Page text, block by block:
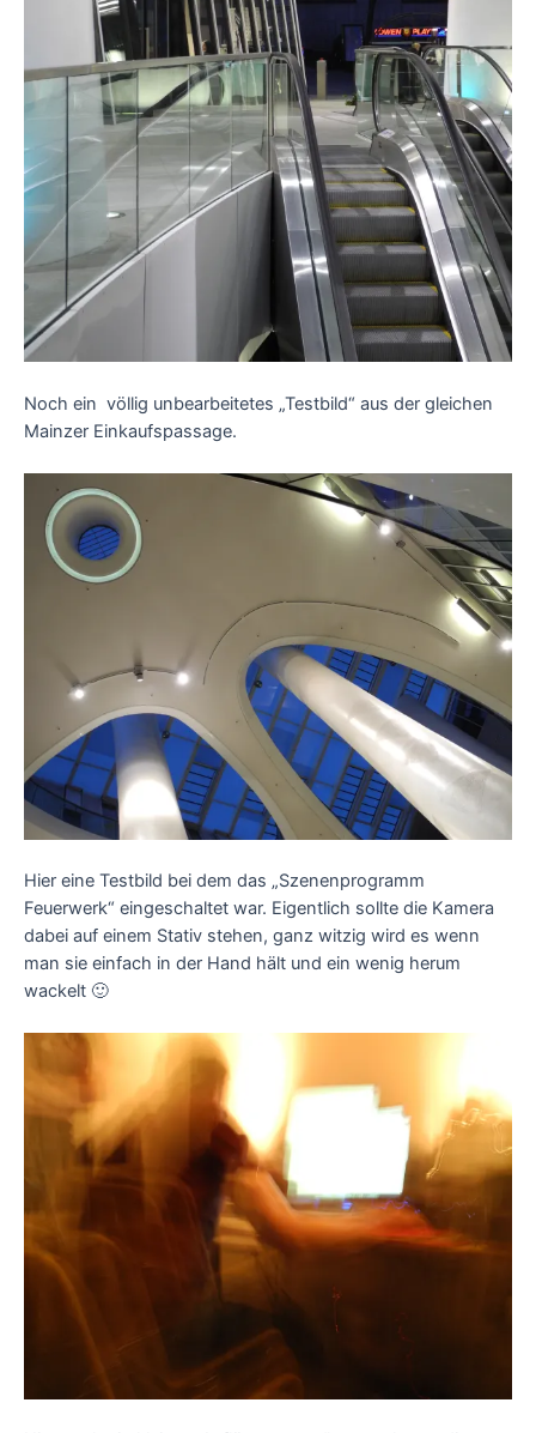
Noch ein völlig unbearbeitetes „Testbild“ aus der gleichen
Mainzer Einkaufspassage.
Hier eine Testbild bei dem das „Szenenprogramm
Feuerwerk“ eingeschaltet war. Eigentlich sollte die Kamera
dabei auf einem Stativ stehen, ganz witzig wird es wenn
man sie einfach in der Hand hält und ein wenig herum
wackelt 🙂